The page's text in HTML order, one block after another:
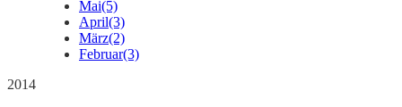
Mai(5)
April(3)
März(2)
Februar(3)
2014